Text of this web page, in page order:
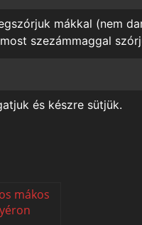
mákkal (nem
szezámmaggal
és készre sütjük.